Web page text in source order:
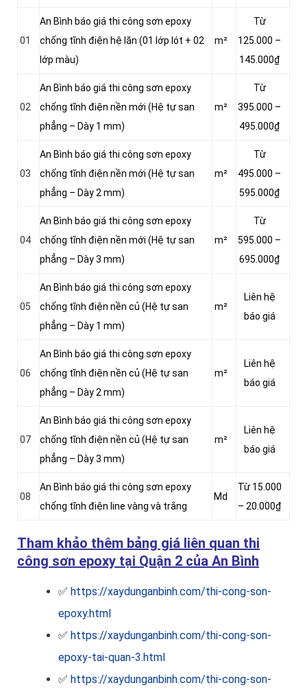
01
An Bình báo giá thi công sơn epoxy
chống tĩnh điện hệ lăn (01 lớp lót + 02
lớp màu)
m²
Từ
125.000 –
145.000₫
02
An Bình báo giá thi công sơn epoxy
chống tĩnh điện nền mới (Hệ tự san
phẳng – Dày 1 mm)
m²
Từ
395.000 –
495.000₫
03
An Bình báo giá thi công sơn epoxy
chống tĩnh điện nền mới (Hệ tự san
phẳng – Dày 2 mm)
m²
Từ
495.000 –
595.000₫
04
An Bình báo giá thi công sơn epoxy
chống tĩnh điện nền mới (Hệ tự san
phẳng – Dày 3 mm)
m²
Từ
595.000 –
695.000₫
05
An Bình báo giá thi công sơn epoxy
chống tĩnh điện nền củ (Hệ tự san
phẳng – Dày 1 mm)
m²
Liên hệ
báo giá
06
An Bình báo giá thi công sơn epoxy
chống tĩnh điện nền củ (Hệ tự san
phẳng – Dày 2 mm)
m²
Liên hệ
báo giá
07
An Bình báo giá thi công sơn epoxy
chống tĩnh điện nền củ (Hệ tự san
phẳng – Dày 3 mm)
m²
Liên hệ
báo giá
08
An Bình báo giá thi công sơn epoxy
chống tĩnh điện line vàng và trắng
Md
Từ 15.000
– 20.000₫
Tham khảo thêm bảng giá liên quan thi
công sơn epoxy tại Quận 2 của An Bình
✅ https://xaydunganbinh.com/thi-cong-son-
epoxy.html
✅ https://xaydunganbinh.com/thi-cong-son-
epoxy-tai-quan-3.html
✅ https://xaydunganbinh.com/thi-cong-son-